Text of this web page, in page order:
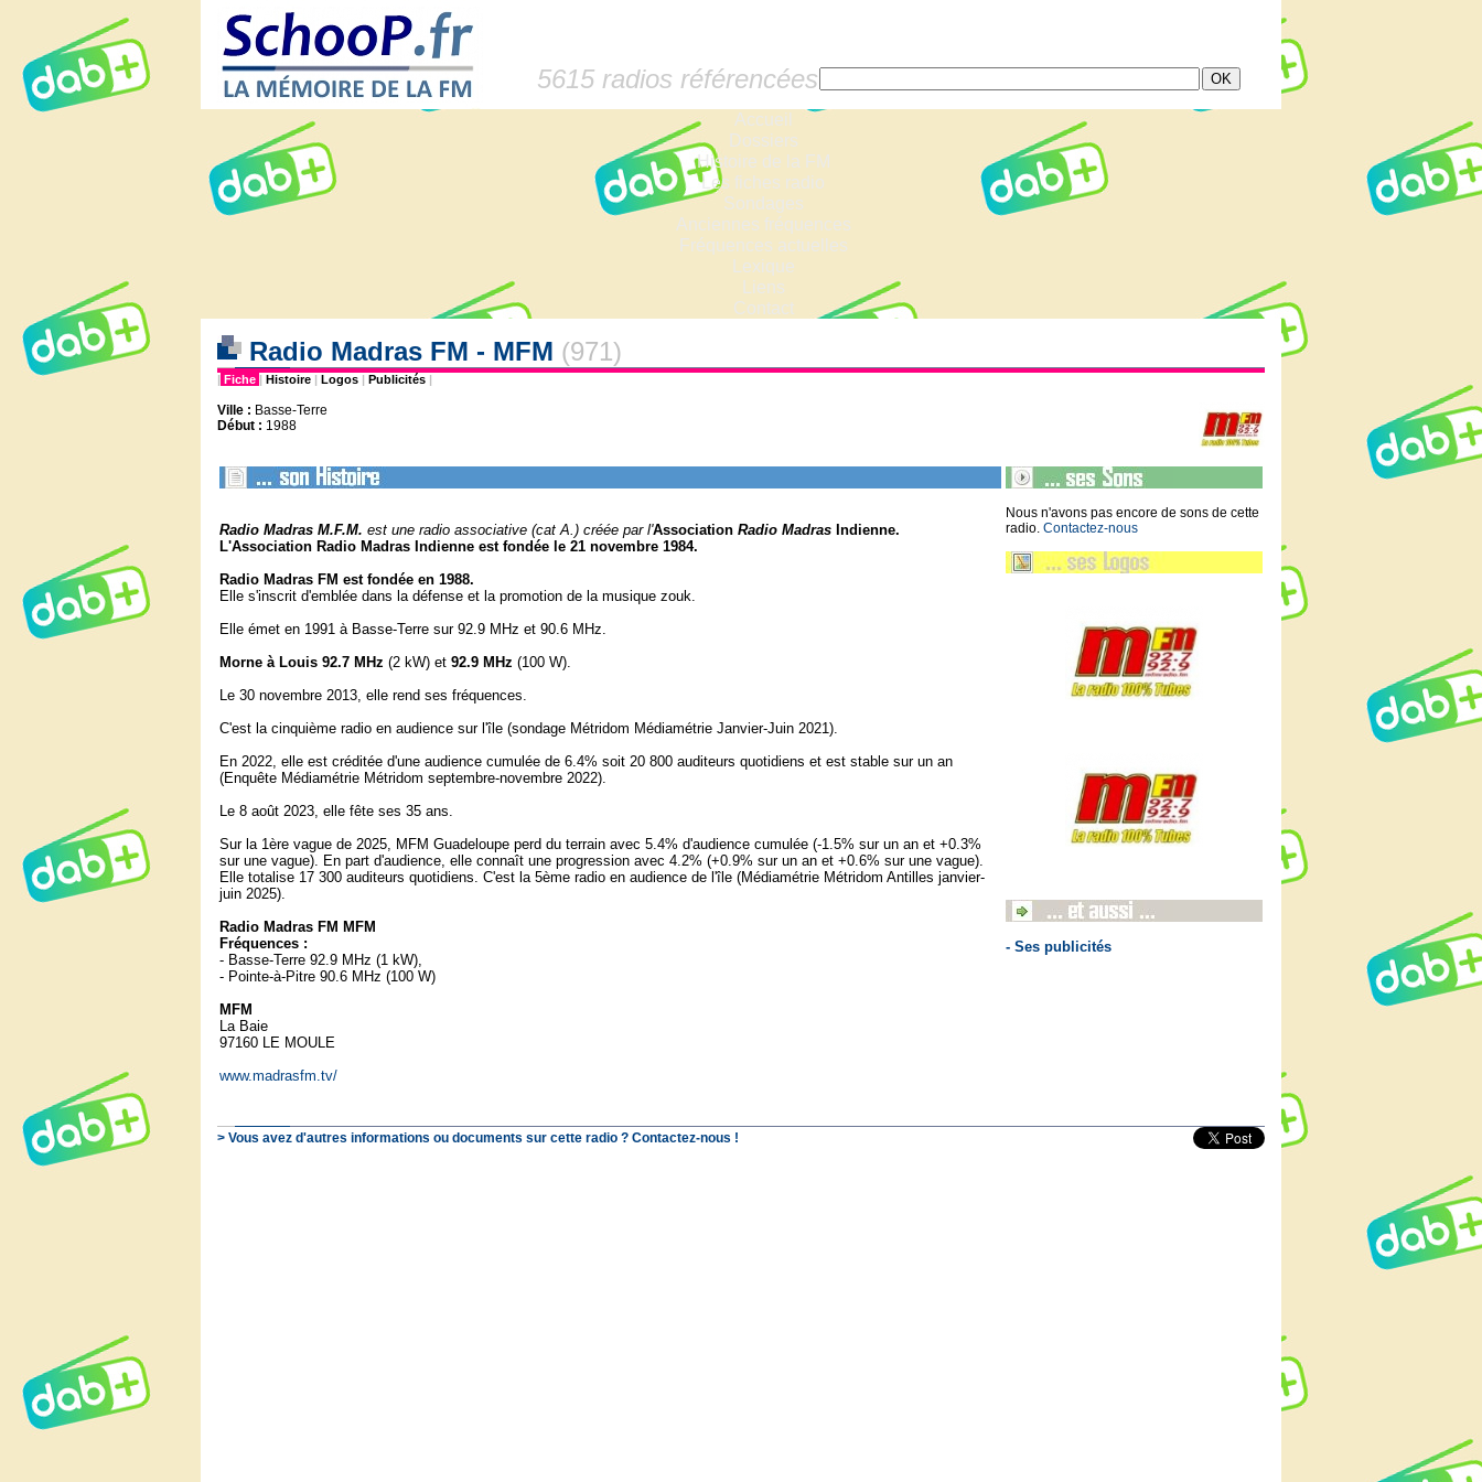
5615 radios référencées
Accueil
Dossiers
Histoire de la FM
Les fiches radio
Sondages
Anciennes fréquences
Fréquences actuelles
Lexique
Liens
Contact
Radio Madras FM - MFM (971)
| Fiche | Histoire | Logos | Publicités |
Ville : Basse-Terre
Début : 1988
Radio Madras M.F.M. est une radio associative (cat A.) créée par l'Association Radio Madras Indienne.
L'Association Radio Madras Indienne est fondée le 21 novembre 1984.
Radio Madras FM est fondée en 1988.
Elle s'inscrit d'emblée dans la défense et la promotion de la musique zouk.
Elle émet en 1991 à Basse-Terre sur 92.9 MHz et 90.6 MHz.
Morne à Louis 92.7 MHz (2 kW) et 92.9 MHz (100 W).
Le 30 novembre 2013, elle rend ses fréquences.
C'est la cinquième radio en audience sur l'île (sondage Métridom Médiamétrie Janvier-Juin 2021).
En 2022, elle est créditée d'une audience cumulée de 6.4% soit 20 800 auditeurs quotidiens et est stable sur un an
(Enquête Médiamétrie Métridom septembre-novembre 2022).
Le 8 août 2023, elle fête ses 35 ans.
Sur la 1ère vague de 2025, MFM Guadeloupe perd du terrain avec 5.4% d'audience cumulée (-1.5% sur un an et +0.3%
sur une vague). En part d'audience, elle connaît une progression avec 4.2% (+0.9% sur un an et +0.6% sur une vague).
Elle totalise 17 300 auditeurs quotidiens. C'est la 5ème radio en audience de l'île (Médiamétrie Métridom Antilles janvier-
juin 2025).
Radio Madras FM MFM
Fréquences :
- Basse-Terre 92.9 MHz (1 kW),
- Pointe-à-Pitre 90.6 MHz (100 W)
MFM
La Baie
97160 LE MOULE
www.madrasfm.tv/
Nous n'avons pas encore de sons de cette
radio. Contactez-nous
- Ses publicités
> Vous avez d'autres informations ou documents sur cette radio ? Contactez-nous !